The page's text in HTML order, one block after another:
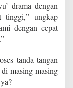
drama dengan
tinggi,” ungkap
dengan cepat
tanda tangan
masing-masing